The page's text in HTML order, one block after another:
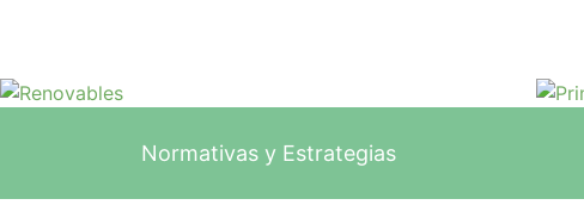
Normativas y Estrategias